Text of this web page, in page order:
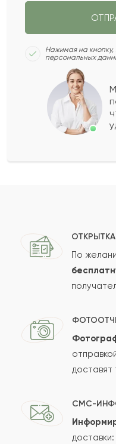
Нажимая на кнопку,
персональных
По
доставят
СМС-